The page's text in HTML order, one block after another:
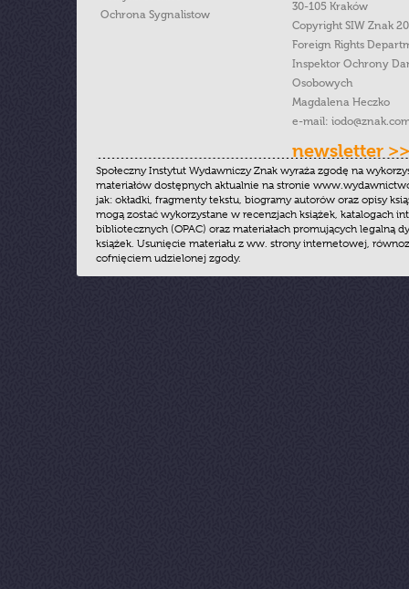
Ochrona Sygnalistow
30-105 Kraków
Copyright SIW Znak
Foreign Rights
Inspektor Ochrony
Osobowych
Magdalena Heczko
e-mail:
newsletter >>
Społeczny Instytut Wydawniczy Znak wyraża zgodę na
materiałów dostępnych aktualnie na stronie
jak: okładki, fragmenty tekstu, biogramy autorów oraz opisy
mogą zostać wykorzystane w recenzjach książek, katalogach
bibliotecznych (OPAC) oraz materiałach promujących legalną
książek. Usunięcie materiału z ww. strony internetowej,
cofnięciem udzielonej zgody.